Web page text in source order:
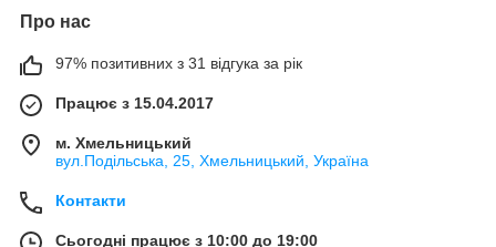
Про нас
97% позитивних з 31 відгука за рік
Працює з 15.04.2017
м. Хмельницький
вул.Подільська, 25, Хмельницький, Україна
Контакти
Сьогодні працює з 10:00 до 19:00